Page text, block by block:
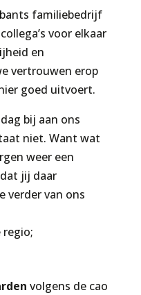
familiebedrijf
voor elkaar
en
vertrouwen erop
goed uitvoert.
bij aan ons
niet. Want wat
weer een
jij daar
verder van ons
volgens de cao